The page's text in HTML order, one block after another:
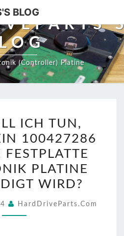
BLOG
(Controller) Platine
SOLL
ICH
TUN,
WENN
MEIN
SEAGATE
FESTPLATTE
ICH TUN,
100427286
FESTPLATTE
PLATINE
WIRD?
HardDriveParts.com